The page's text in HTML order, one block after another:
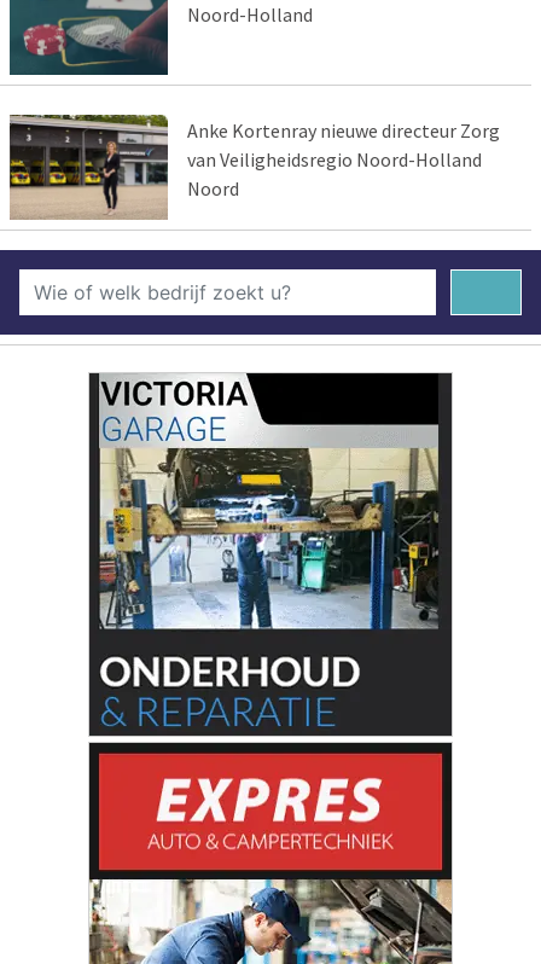
Noord-Holland
Anke Kortenray nieuwe directeur Zorg
van Veiligheidsregio Noord-Holland
Noord